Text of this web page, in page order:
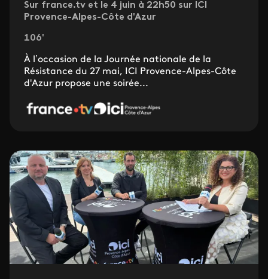
Sur france.tv et le 4 juin à 22h50 sur ICI
Provence-Alpes-Côte d'Azur
106'
À l’occasion de la Journée nationale de la
Résistance du 27 mai, ICI Provence-Alpes-Côte
d'Azur propose une soirée...